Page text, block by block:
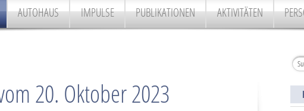
AUTOHAUS IMPULSE PUBLIKATIONEN AKTIVITÄTEN
20. Oktober 2023